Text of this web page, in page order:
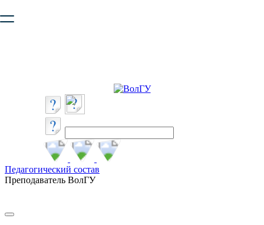
безопасную работу с сайтом. Пожалуйста
Педагогический состав
Преподаватель ВолГУ